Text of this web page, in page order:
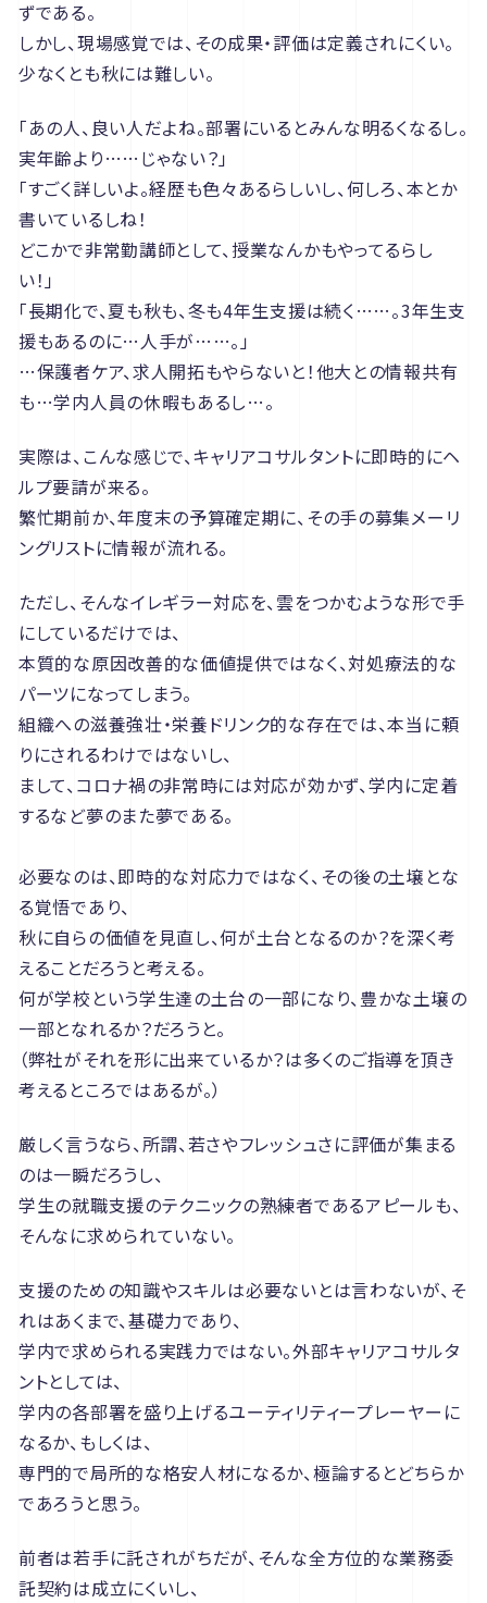
ずである。
しかし、現場感覚では、その成果・評価は定義されにくい。
少なくとも秋には難しい。
「あの人、良い人だよね。部署にいるとみんな明るくなるし。
実年齢より……じゃない？」
「すごく詳しいよ。経歴も色々あるらしいし、何しろ、本とか
書いているしね！
どこかで非常勤講師として、授業なんかもやってるらし
い！」
「長期化で、夏も秋も、冬も4年生支援は続く……。3年生支
援もあるのに…人手が……。」
…保護者ケア、求人開拓もやらないと！他大との情報共有
も…学内人員の休暇もあるし…。
実際は、こんな感じで、キャリアコサルタントに即時的にヘ
ルプ要請が来る。
繁忙期前か、年度末の予算確定期に、その手の募集メーリ
ングリストに情報が流れる。
ただし、そんなイレギラー対応を、雲をつかむような形で手
にしているだけでは、
本質的な原因改善的な価値提供ではなく、対処療法的な
パーツになってしまう。
組織への滋養強壮・栄養ドリンク的な存在では、本当に頼
りにされるわけではないし、
まして、コロナ禍の非常時には対応が効かず、学内に定着
するなど夢のまた夢である。
必要なのは、即時的な対応力ではなく、その後の土壌とな
る覚悟であり、
秋に自らの価値を見直し、何が土台となるのか？を深く考
えることだろうと考える。
何が学校という学生達の土台の一部になり、豊かな土壌の
一部となれるか？だろうと。
（弊社がそれを形に出来ているか？は多くのご指導を頂き
考えるところではあるが。）
厳しく言うなら、所謂、若さやフレッシュさに評価が集まる
のは一瞬だろうし、
学生の就職支援のテクニックの熟練者であるアピールも、
そんなに求められていない。
支援のための知識やスキルは必要ないとは言わないが、そ
れはあくまで、基礎力であり、
学内で求められる実践力ではない。外部キャリアコサルタ
ントとしては、
学内の各部署を盛り上げるユーティリティープレーヤーに
なるか、もしくは、
専門的で局所的な格安人材になるか、極論するとどちらか
であろうと思う。
前者は若手に託されがちだが、そんな全方位的な業務委
託契約は成立にくいし、